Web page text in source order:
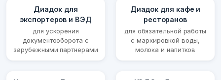
Диадок для
экспортеров и ВЭД
для ускорения
документооборота с
зарубежными партнерами
Диадок для кафе и
ресторанов
для обязательной работы
с маркировкой воды,
молока и напитков